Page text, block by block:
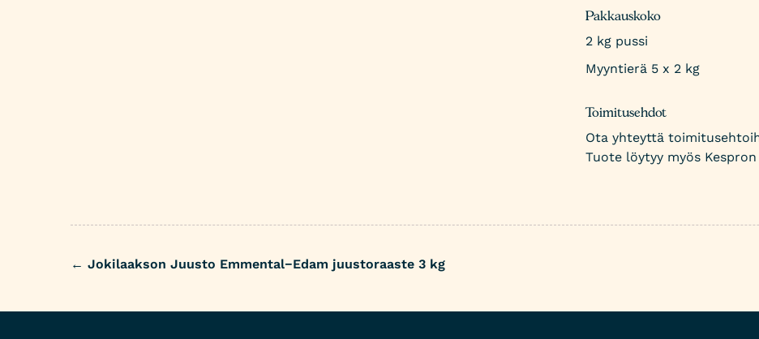
Pakkauskoko
2 kg pussi
Myyntierä 5 x 2 kg
Toimitusehdot
Ota yhteyttä
Tuote löytyy myös
Post
navigation
← Jokilaakson Juusto Emmental−Edam juustoraaste 3 kg